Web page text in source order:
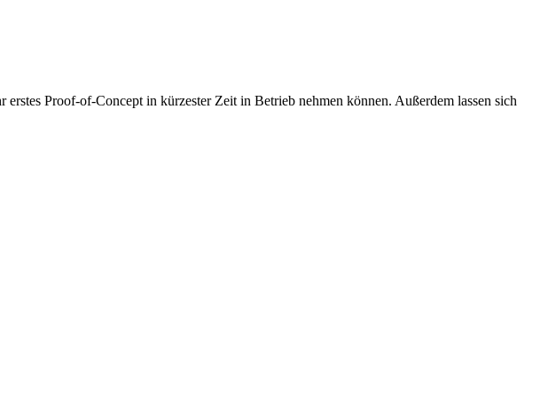
erstes Proof-of-Concept in kürzester Zeit in Betrieb nehmen können. Außerdem lassen sich